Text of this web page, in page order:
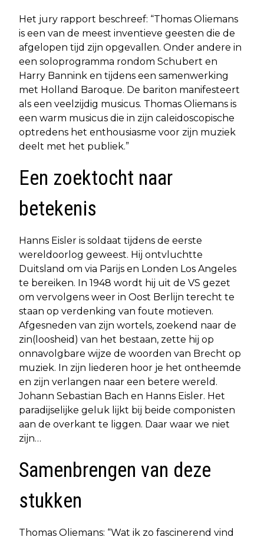
Het jury rapport beschreef: “Thomas Oliemans
is een van de meest inventieve geesten die de
afgelopen tijd zijn opgevallen. Onder andere in
een soloprogramma rondom Schubert en
Harry Bannink en tijdens een samenwerking
met Holland Baroque. De bariton manifesteert
als een veelzijdig musicus. Thomas Oliemans is
een warm musicus die in zijn caleidoscopische
optredens het enthousiasme voor zijn muziek
deelt met het publiek.”
Een zoektocht naar
betekenis
Hanns Eisler is soldaat tijdens de eerste
wereldoorlog geweest. Hij ontvluchtte
Duitsland om via Parijs en Londen Los Angeles
te bereiken. In 1948 wordt hij uit de VS gezet
om vervolgens weer in Oost Berlijn terecht te
staan op verdenking van foute motieven.
Afgesneden van zijn wortels, zoekend naar de
zin(loosheid) van het bestaan, zette hij op
onnavolgbare wijze de woorden van Brecht op
muziek. In zijn liederen hoor je het ontheemde
en zijn verlangen naar een betere wereld.
Johann Sebastian Bach en Hanns Eisler. Het
paradijselijke geluk lijkt bij beide componisten
aan de overkant te liggen. Daar waar we niet
zijn…
Samenbrengen van deze
stukken
Thomas Oliemans: “Wat ik zo fascinerend vind